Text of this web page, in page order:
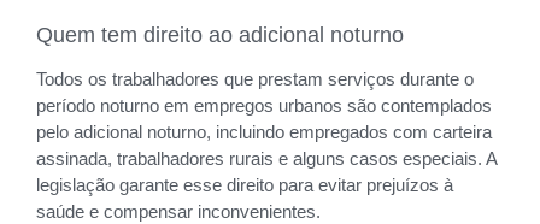
Quem tem direito ao adicional noturno
Todos os trabalhadores que prestam serviços durante o
período noturno em empregos urbanos são contemplados
pelo adicional noturno, incluindo empregados com carteira
assinada, trabalhadores rurais e alguns casos especiais. A
legislação garante esse direito para evitar prejuízos à
saúde e compensar inconvenientes.